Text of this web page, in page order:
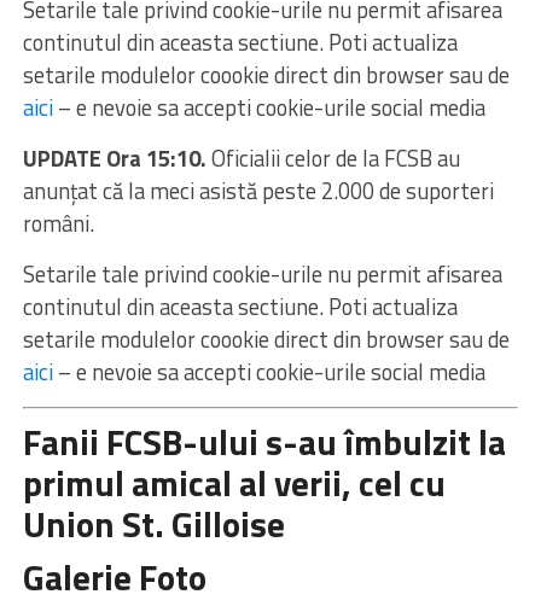
Setarile tale privind cookie-urile nu permit afisarea
continutul din aceasta sectiune. Poti actualiza
setarile modulelor coookie direct din browser sau de
aici– e nevoie sa accepti cookie-urile social media
UPDATE Ora 15:10.Oficialii celor de la FCSB au
anunțat că la meci asistă peste 2.000 de suporteri
români.
Setarile tale privind cookie-urile nu permit afisarea
continutul din aceasta sectiune. Poti actualiza
setarile modulelor coookie direct din browser sau de
aici– e nevoie sa accepti cookie-urile social media
Fanii FCSB-ului s-au îmbulzit la
primul amical al verii, cel cu
Union St. Gilloise
Galerie Foto